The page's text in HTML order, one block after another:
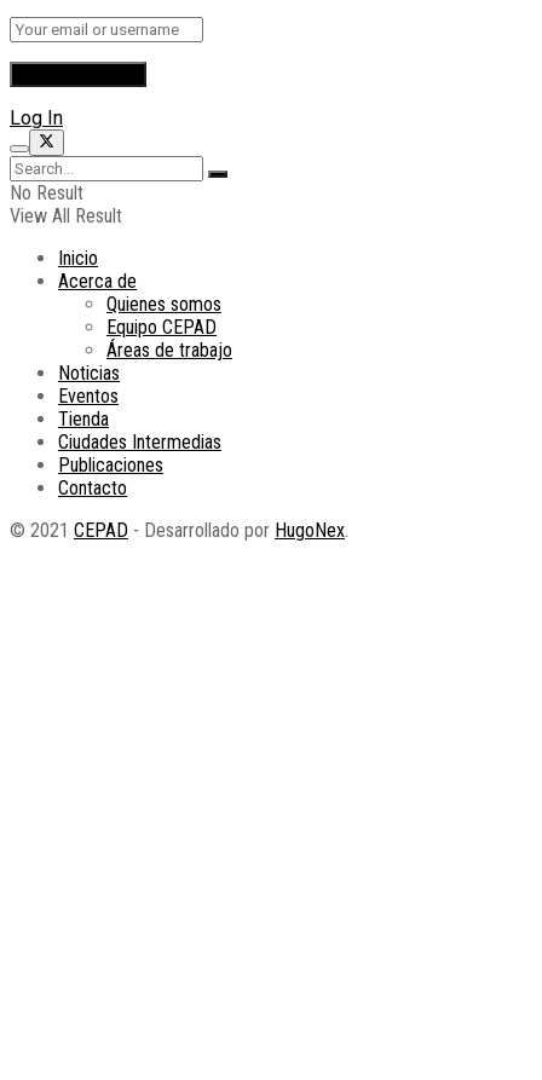
Log In
No Result
View All Result
Inicio
Acerca de
Quienes somos
Equipo CEPAD
Áreas de trabajo
Noticias
Eventos
Tienda
Ciudades Intermedias
Publicaciones
Contacto
© 2021 CEPAD - Desarrollado por HugoNex.